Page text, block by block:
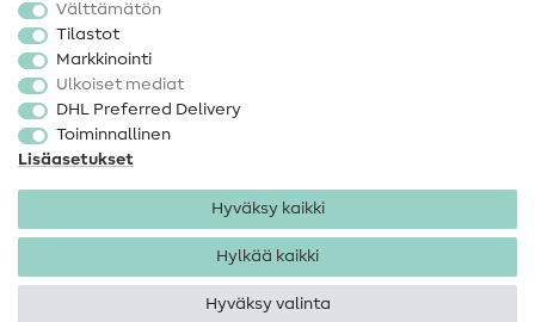
Kankaat
Ompelutarvikkeet
Ale
Välttämätön
Tilastot
Markkinointi
Ulkoiset mediat
DHL Preferred Delivery
Toiminnallinen
Lisäasetukset
Hyväksy kaikki
Hylkää kaikki
Hyväksy valinta
Tietosuoja
Käyttöehdot
Peruutusoikeus
Tekijänoikeus 2026 SewIY GmbH